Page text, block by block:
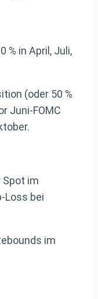
% in April, Juli,
(oder 50 %
Juni-FOMC
Spot im
Loss bei
im